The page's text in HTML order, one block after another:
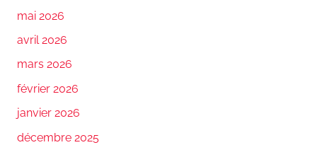
mai 2026
avril 2026
mars 2026
février 2026
janvier 2026
décembre 2025